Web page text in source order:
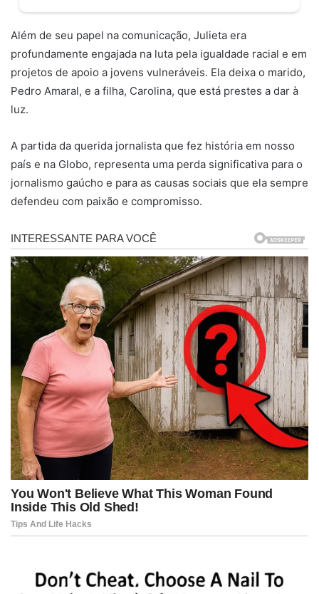
Além de seu papel na comunicação, Julieta era
profundamente engajada na luta pela igualdade racial e em
projetos de apoio a jovens vulneráveis. Ela deixa o marido,
Pedro Amaral, e a filha, Carolina, que está prestes a dar à
luz.
A partida da querida jornalista que fez história em nosso
país e na Globo, representa uma perda significativa para o
jornalismo gaúcho e para as causas sociais que ela sempre
defendeu com paixão e compromisso.